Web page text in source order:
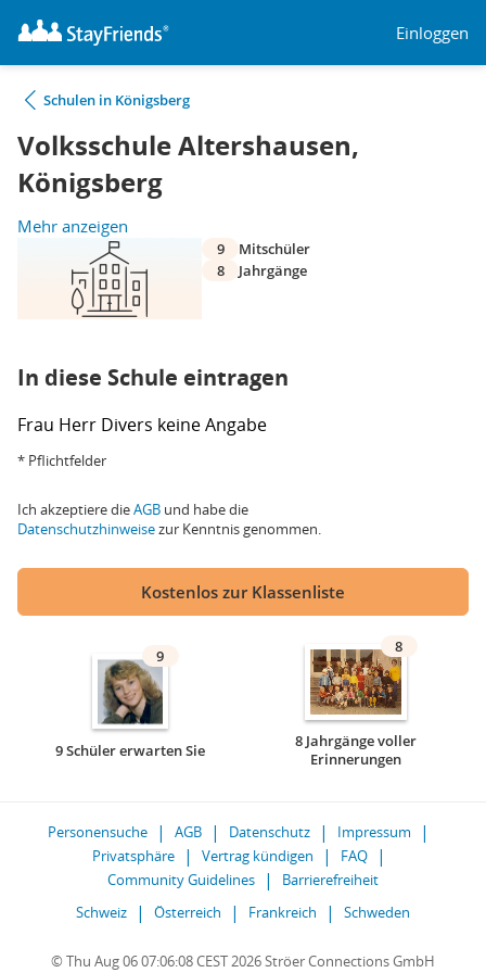
Einloggen
Schulen in Königsberg
Volksschule Altershausen,
Königsberg
Mehr anzeigen
9
Mitschüler
8
Jahrgänge
In diese Schule eintragen
Frau Herr Divers keine Angabe
* Pflichtfelder
Ich akzeptiere dieAGB und habe die
Datenschutzhinweisezur Kenntnis genommen.
Kostenlos zur Klassenliste
9
9 Schüler erwarten Sie
8
8 Jahrgänge voller
Erinnerungen
Personensuche AGB Datenschutz
Impressum
Privatsphäre
Vertrag kündigen
FAQ
Community Guidelines
Barrierefreiheit
Schweiz
Österreich Frankreich Schweden
© Thu Aug 06 07:06:08 CEST 2026 Ströer Connections GmbH